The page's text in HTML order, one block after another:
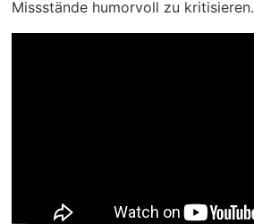
Missstände humorvoll zu kritisieren.